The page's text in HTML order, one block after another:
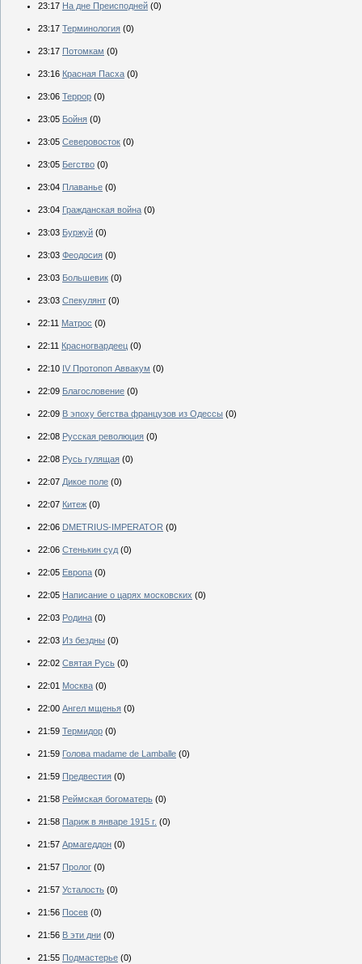
23:17 На дне Преисподней (0)
23:17 Терминология (0)
23:17 Потомкам (0)
23:16 Красная Пасха (0)
23:06 Террор (0)
23:05 Бойня (0)
23:05 Северовосток (0)
23:05 Бегство (0)
23:04 Плаванье (0)
23:04 Гражданская война (0)
23:03 Буржуй (0)
23:03 Феодосия (0)
23:03 Большевик (0)
23:03 Спекулянт (0)
22:11 Матрос (0)
22:11 Красногвардеец (0)
22:10 IV Протопоп Аввакум (0)
22:09 Благословение (0)
22:09 В эпоху бегства французов из Одессы (0)
22:08 Русская революция (0)
22:08 Русь гулящая (0)
22:07 Дикое поле (0)
22:07 Китеж (0)
22:06 DMETRIUS-IMPERATOR (0)
22:06 Стенькин суд (0)
22:05 Европа (0)
22:05 Написание о царях московских (0)
22:03 Родина (0)
22:03 Из бездны (0)
22:02 Святая Русь (0)
22:01 Москва (0)
22:00 Ангел мщенья (0)
21:59 Термидор (0)
21:59 Голова madame de Lamballe (0)
21:59 Предвестия (0)
21:58 Реймская богоматерь (0)
21:58 Париж в январе 1915 г. (0)
21:57 Армагеддон (0)
21:57 Пролог (0)
21:57 Усталость (0)
21:56 Посев (0)
21:56 В эти дни (0)
21:55 Подмастерье (0)